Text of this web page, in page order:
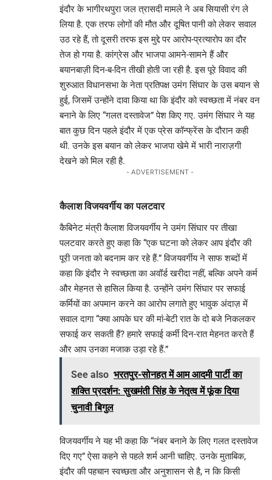
इंदौर के भागीरथपुरा जल त्रासदी मामले ने अब सियासी रंग ले
लिया है. एक तरफ लोगों की मौत और दूषित पानी को लेकर सवाल
उठ रहे हैं, तो दूसरी तरफ इस मुद्दे पर आरोप-प्रत्यारोप का दौर
तेज हो गया है. कांग्रेस और भाजपा आमने-सामने हैं और
बयानबाज़ी दिन-ब-दिन तीखी होती जा रही है. इस पूरे विवाद की
शुरुआत विधानसभा के नेता प्रतिपक्ष उमंग सिंघार के उस बयान से
हुई, जिसमें उन्होंने दावा किया था कि इंदौर को स्वच्छता में नंबर वन
बनाने के लिए “गलत दस्तावेज” पेश किए गए. उमंग सिंघार ने यह
बात कुछ दिन पहले इंदौर में एक प्रेस कॉन्फ्रेंस के दौरान कही
थी. उनके इस बयान को लेकर भाजपा खेमे में भारी नाराज़गी
देखने को मिल रही है.
- ADVERTISEMENT -
कैलाश विजयवर्गीय का पलटवार
कैबिनेट मंत्री कैलाश विजयवर्गीय ने उमंग सिंघार पर तीखा
पलटवार करते हुए कहा कि “एक घटना को लेकर आप इंदौर की
पूरी जनता को बदनाम कर रहे हैं.” विजयवर्गीय ने साफ शब्दों में
कहा कि इंदौर ने स्वच्छता का अवॉर्ड खरीदा नहीं, बल्कि अपने कर्म
और मेहनत से हासिल किया है. उन्होंने उमंग सिंघार पर सफाई
कर्मियों का अपमान करने का आरोप लगाते हुए भावुक अंदाज़ में
सवाल दागा “क्या आपके घर की मां-बेटी रात के दो बजे निकलकर
सफाई कर सकती हैं? हमारे सफाई कर्मी दिन-रात मेहनत करते हैं
और आप उनका मजाक उड़ा रहे हैं.”
See also भरतपुर-सोनहत में आम आदमी पार्टी का
शक्ति प्रदर्शन: सुखमंती सिंह के नेतृत्व में फूंक दिया
चुनावी बिगुल
विजयवर्गीय ने यह भी कहा कि “नंबर बनाने के लिए गलत दस्तावेज
दिए गए” ऐसा कहने से पहले शर्म आनी चाहिए. उनके मुताबिक,
इंदौर की पहचान स्वच्छता और अनुशासन से है, न कि किसी